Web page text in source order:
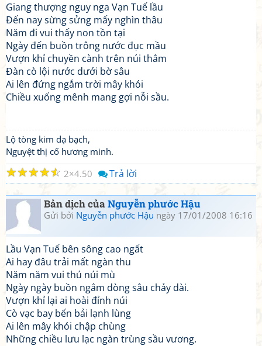
Giang thượng nguy nga Vạn Tuế lầu
Đến nay sừng sửng mấy nghìn thâu
Năm đi vui thấy non tồn tại
Ngày đến buồn trông nước đục mầu
Vượn khỉ chuyền cành trên núi thẳm
Đàn cò lội nước dưới bờ sâu
Ai lên đứng ngắm trời mây khói
Chiều xuống mênh mang gợi nỗi sầu.
Lộ tòng kim dạ bạch,
Nguyệt thị cố hương minh.
☆
☆
☆
☆
☆ 2 4.50 Trả lời
Bản dịch củaNguyễn phước Hậu
Gửi bởi Nguyễn phước Hậu ngày 17/01/2008 16:16
Lầu Vạn Tuế bên sông cao ngất
Ai hay đâu trải mất ngàn thu
Năm năm vui thú núi mù
Ngày ngày buồn ngắm dòng sâu chảy dài.
Vượn khỉ lại ai hoài đỉnh núi
Cò vạc bay bến bải lạnh lùng
Ai lên mây khói chập chùng
Những chiều lưu lạc ngàn trùng sầu vương.